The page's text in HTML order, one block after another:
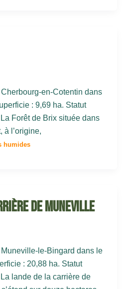
en-Cotentin dans
: 9,69 ha. Statut
Forêt de Brix située dans
à l’origine,
humides
de Muneville
le-Bingard dans le
: 20,88 ha. Statut
lande de la carrière de